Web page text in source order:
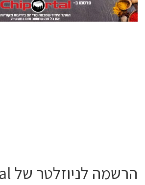
הרשמה לניוזלטר של ChiPortal